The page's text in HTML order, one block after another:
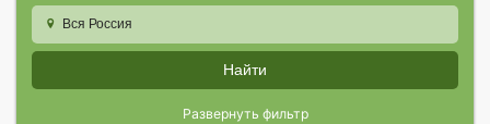
Вся Россия
Найти
Развернуть фильтр